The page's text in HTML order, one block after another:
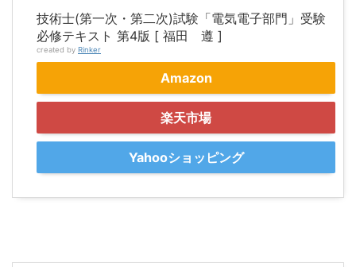
技術士(第一次・第二次)試験「電気電子部門」受験
必修テキスト 第4版 [ 福田 遵 ]
created by Rinker
Amazon
楽天市場
Yahooショッピング